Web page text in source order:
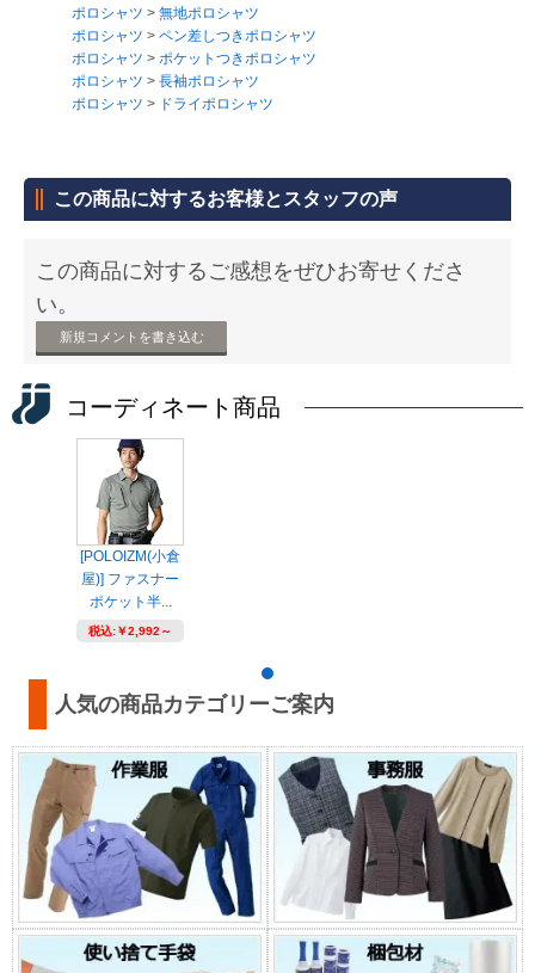
ポロシャツ > 無地ポロシャツ
ポロシャツ > ペン差しつきポロシャツ
ポロシャツ > ポケットつきポロシャツ
ポロシャツ > 長袖ポロシャツ
ポロシャツ > ドライポロシャツ
この商品に対するお客様とスタッフの声
この商品に対するご感想をぜひお寄せくださ
い。
新規コメントを書き込む
コーディネート商品
[POLOIZM(小倉
屋)] ファスナー
ポケット半...
税込:￥2,992～
人気の商品カテゴリーご案内